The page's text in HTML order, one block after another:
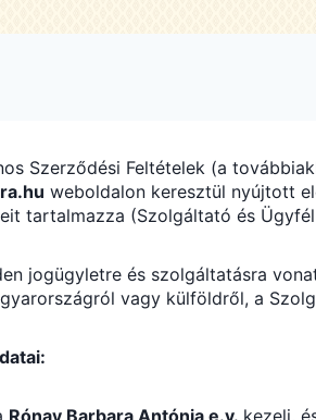
Szerződési Feltételek (a
weboldalon keresztül nyújtott
tartalmazza (Szolgáltató és
jogügyletre és szolgáltatásra
vagy külföldről, a
Rónay Barbara Antónia e.v. kezeli,